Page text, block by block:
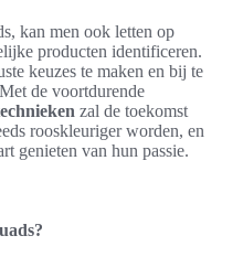
kan men ook letten op
producten identificeren.
keuzes te maken en bij te
de voortdurende
zal de toekomst
rooskleuriger worden, en
genieten van hun passie.